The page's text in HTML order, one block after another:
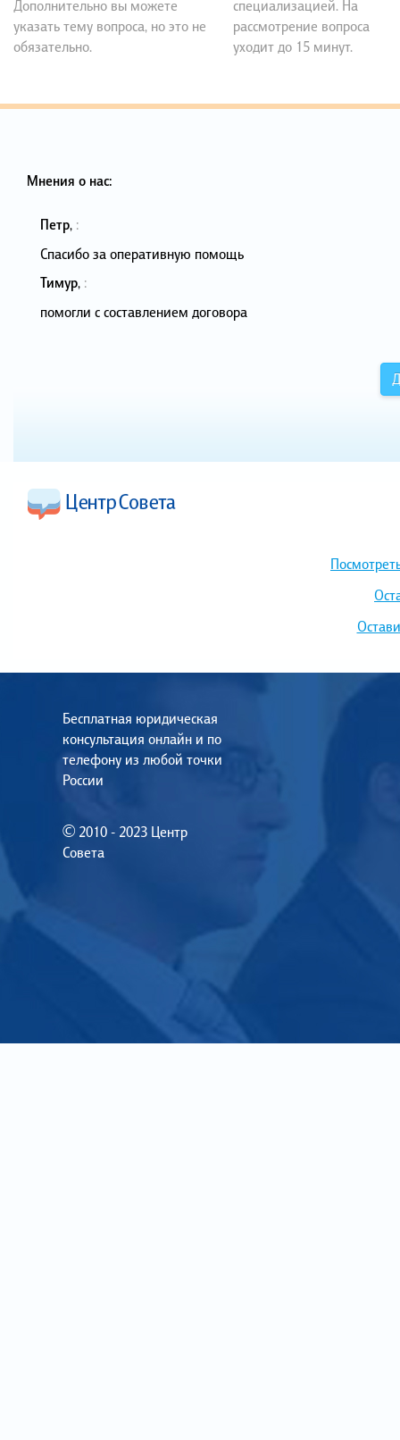
Дополнительно вы можете
указать тему вопроса, но это не
обязательно.
специализацией. На
рассмотрение вопроса
уходит до 15 минут.
Мнения о нас:
Петр, :
Спасибо за оперативную помощь
Тимур, :
помогли с составлением договора
Бесплатная юридическая
консультация онлайн и по
телефону из любой точки
России
© 2010 - 2023 Центр
Совета